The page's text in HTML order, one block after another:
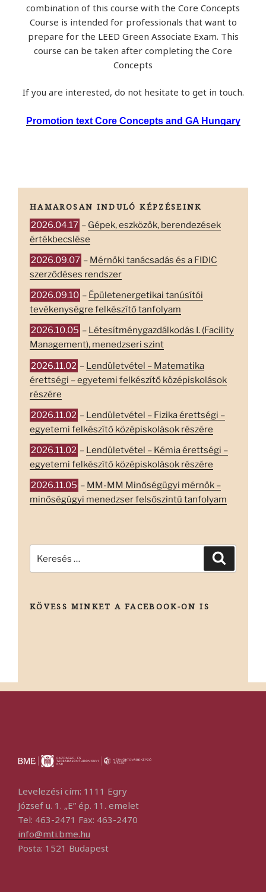
combination of this course with the Core Concepts
Course is intended for professionals that want to
prepare for the LEED Green Associate Exam. This
course can be taken after completing the Core
Concepts
If you are interested, do not hesitate to get in touch.
Promotion text Core Concepts and GA Hungary
HAMAROSAN INDULÓ KÉPZÉSEINK
2026.04.17 – Gépek, eszközök, berendezések
értékbecslése
2026.09.07 – Mérnöki tanácsadás és a FIDIC
szerződéses rendszer
2026.09.10 – Épületenergetikai tanúsítói
tevékenységre felkészítő tanfolyam
2026.10.05 – Létesítménygazdálkodás I. (Facility
Management), menedzseri szint
2026.11.02 – Lendületvétel – Matematika
érettségi – egyetemi felkészítő középiskolások
részére
2026.11.02 – Lendületvétel – Fizika érettségi –
egyetemi felkészítő középiskolások részére
2026.11.02 – Lendületvétel – Kémia érettségi –
egyetemi felkészítő középiskolások részére
2026.11.05 – MM-MM Minőségügyi mérnök –
minőségügyi menedzser felsőszintű tanfolyam
KÖVESS MINKET A FACEBOOK-ON IS
Levelezési cím: 1111 Egry
József u. 1. „E” ép. 11. emelet
Tel: 463-2471 Fax: 463-2470
info@mti.bme.hu
Posta: 1521 Budapest